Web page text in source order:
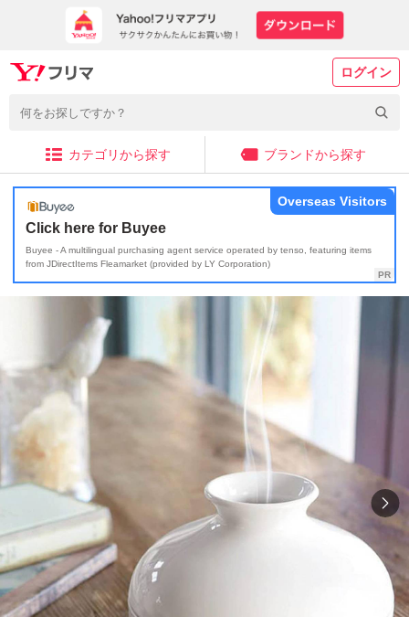
ログイン
カテゴリから探す ブランドから探す
Click here for Buyee
Buyee - A multilingual purchasing agent service operated by tenso, featuring items
from JDirectItems Fleamarket (provided by LY Corporation)
Overseas Visitors